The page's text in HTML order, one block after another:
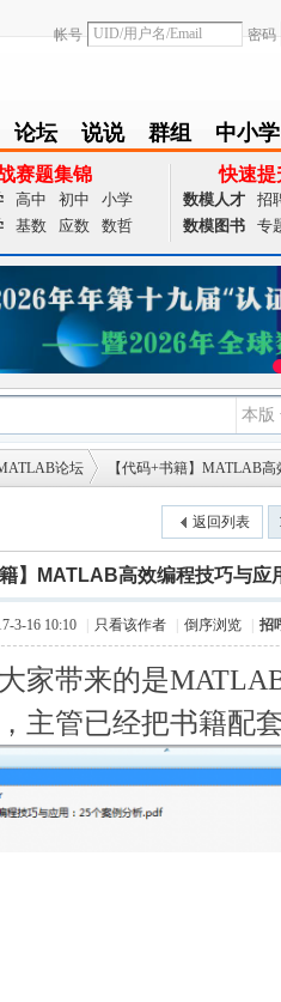
帐号
密码
论坛
BBS
说说
Follow
群组
group
中小学
zxx
赛题集锦
高中 初中
小学
基数 应数 数哲
快速提
数模人才 招
数模图书
专
本版
论坛 【代码+书籍】MATLAB
返回列表
】MATLAB高效编程技巧与应
3-16 10:10 只看该作者 倒序浏览 招
家带来的是
主管已经把书籍配